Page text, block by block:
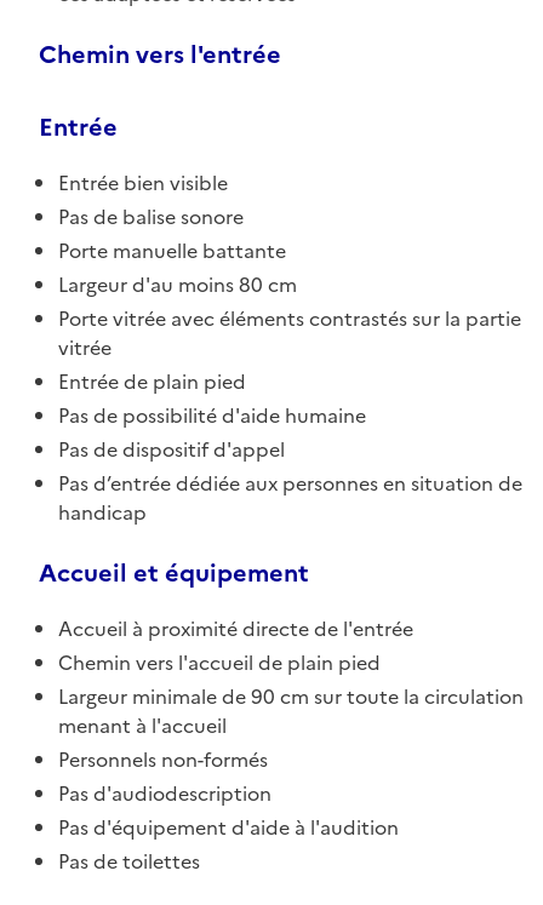
Chemin vers l'entrée
Entrée
Entrée bien visible
Pas de balise sonore
Porte manuelle battante
Largeur d'au moins 80 cm
Porte vitrée avec éléments contrastés sur la partie
vitrée
Entrée de plain pied
Pas de possibilité d'aide humaine
Pas de dispositif d'appel
Pas d’entrée dédiée aux personnes en situation de
handicap
Accueil et équipement
Accueil à proximité directe de l'entrée
Chemin vers l'accueil de plain pied
Largeur minimale de 90 cm sur toute la circulation
menant à l'accueil
Personnels non-formés
Pas d'audiodescription
Pas d'équipement d'aide à l'audition
Pas de toilettes